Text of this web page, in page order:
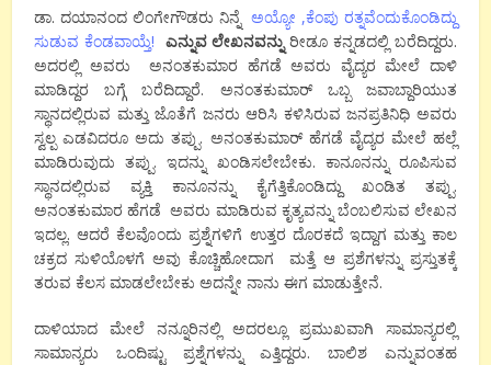
ಡಾ. ದಯಾನಂದ ಲಿಂಗೇಗೌಡರು ನಿನ್ನೆಅಯ್ಯೋ ,ಕೆಂಪು ರತ್ನವೆಂದುಕೊಂಡಿದ್ದು
ಸುಡುವ ಕೆಂಡವಾಯ್ತೆ! ಎನ್ನುವ ಲೇಖನವನ್ನುರೀಡೂ ಕನ್ನಡದಲ್ಲಿ ಬರೆದಿದ್ದರು.
ಅದರಲ್ಲಿ ಅವರು ಅನಂತಕುಮಾರ ಹೆಗಡೆ ಅವರು ವೈದ್ಯರ ಮೇಲೆ ದಾಳಿ
ಮಾಡಿದ್ದರ ಬಗ್ಗೆ ಬರೆದಿದ್ದಾರೆ. ಅನಂತಕುಮಾರ್ ಒಬ್ಬ ಜವಾಬ್ದಾರಿಯುತ
ಸ್ಥಾನದಲ್ಲಿರುವ ಮತ್ತು ಜೊತೆಗೆ ಜನರು ಆರಿಸಿ ಕಳಿಸಿರುವ ಜನಪ್ರತಿನಿಧಿ ಅವರು
ಸ್ವಲ್ಪ ಎಡವಿದರೂ ಅದು ತಪ್ಪು. ಅನಂತಕುಮಾರ್ ಹೆಗಡೆ ವೈದ್ಯರ ಮೇಲೆ ಹಲ್ಲೆ
ಮಾಡಿರುವುದು ತಪ್ಪು. ಇದನ್ನು ಖಂಡಿಸಲೇಬೇಕು. ಕಾನೂನನ್ನು ರೂಪಿಸುವ
ಸ್ಥಾನದಲ್ಲಿರುವ ವ್ಯಕ್ತಿ ಕಾನೂನನ್ನು ಕೈಗೆತ್ತಿಕೊಂಡಿದ್ದು ಖಂಡಿತ ತಪ್ಪು.
ಅನಂತಕುಮಾರ ಹೆಗಡೆ ಅವರು ಮಾಡಿರುವ ಕೃತ್ಯವನ್ನು ಬೆಂಬಲಿಸುವ ಲೇಖನ
ಇದಲ್ಲ. ಆದರೆ ಕೆಲವೊಂದು ಪ್ರಶ್ನೆಗಳಿಗೆ ಉತ್ತರ ದೊರಕದೆ ಇದ್ದಾಗ ಮತ್ತು ಕಾಲ
ಚಕ್ರದ ಸುಳಿಯೊಳಗೆ ಅವು ಕೊಚ್ಚಿಹೋದಾಗ ಮತ್ತೆ ಆ ಪ್ರಶೆಗಳನ್ನು ಪ್ರಸ್ತುತಕ್ಕೆ
ತರುವ ಕೆಲಸ ಮಾಡಲೇಬೇಕು ಅದನ್ನೇ ನಾನು ಈಗ ಮಾಡುತ್ತೇನೆ.
ದಾಳಿಯಾದ ಮೇಲೆ ನನ್ನೂರಿನಲ್ಲಿ ಅದರಲ್ಲೂ ಪ್ರಮುಖವಾಗಿ ಸಾಮಾನ್ಯರಲ್ಲಿ
ಸಾಮಾನ್ಯರು ಒಂದಿಷ್ಟು ಪ್ರಶ್ನೆಗಳನ್ನು ಎತ್ತಿದ್ದರು. ಬಾಲಿಶ ಎನ್ನುವಂತಹ